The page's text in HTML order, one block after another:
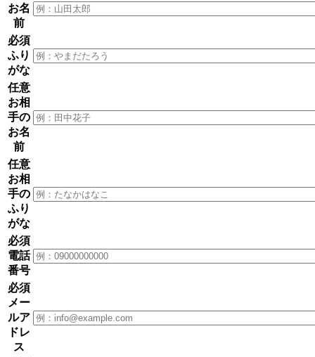
お名
前
必須
ふり
がな
任意
お相
手の
お名
前
任意
お相
手の
ふり
がな
必須
電話
番号
必須
メー
ルア
ドレ
ス